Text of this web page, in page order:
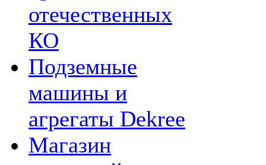
отечественных
КО
Подземные
машины и
агрегаты Dekree
Магазин